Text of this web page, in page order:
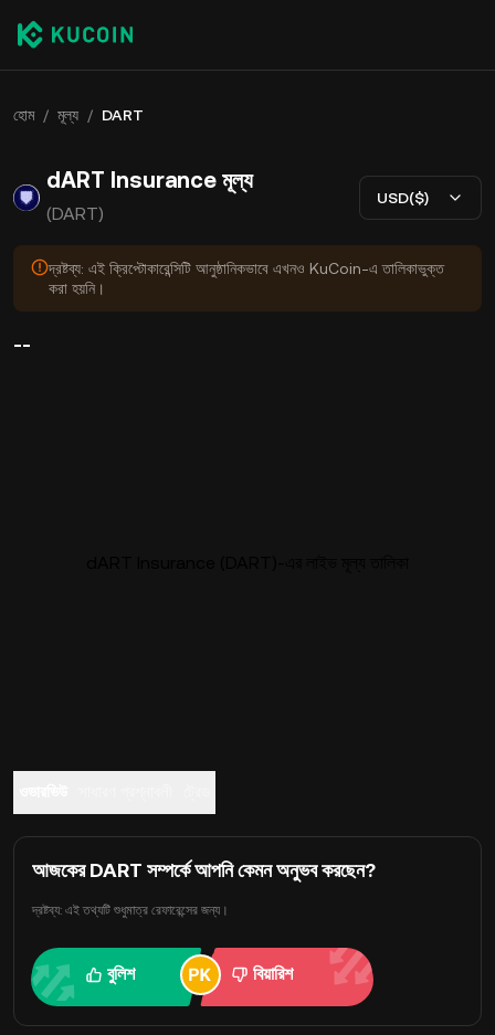
হোম / মূল্য / DART
dART Insurance মূল্য
(DART)
USD($)
দ্রষ্টব্য: এই ক্রিপ্টোকারেন্সিটি আনুষ্ঠানিকভাবে এখনও KuCoin-এ তালিকাভুক্ত
করা হয়নি।
--
আজকের DART সম্পর্কে আপনি কেমন অনুভব করছেন?
দ্রষ্টব্য: এই তথ্যটি শুধুমাত্র রেফারেন্সের জন্য।
বুলিশ বিয়ারিশ